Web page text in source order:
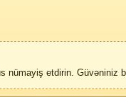
nümayiş etdirin. Güvəniniz